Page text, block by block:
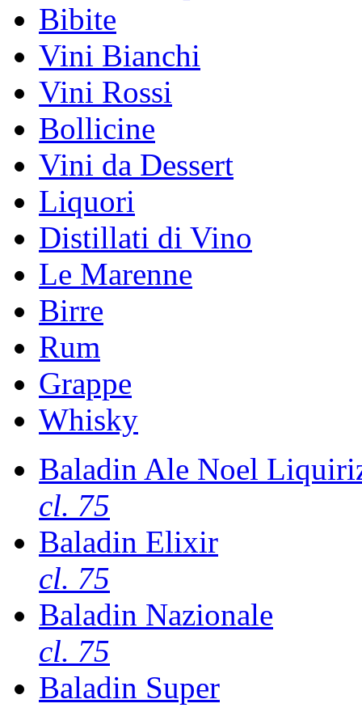
Bibite
Vini Bianchi
Vini Rossi
Bollicine
Vini da Dessert
Liquori
Distillati di Vino
Le Marenne
Birre
Rum
Grappe
Whisky
Baladin Ale Noel
cl. 75
Baladin Elixir
cl. 75
Baladin Nazionale
cl. 75
Baladin Super